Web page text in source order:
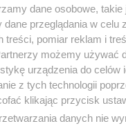
dane osobowe, takie
przeglądania w celu
pomiar reklam i
możemy używać
urządzenia do celów
z tych technologii
klikając przycisk
danych nie